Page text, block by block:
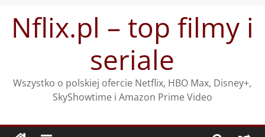
treściNflix.pl – top filmy i
seriale
Wszystko o polskiej ofercie Netflix, HBO Max, Disney+,
SkyShowtime i Amazon Prime Video